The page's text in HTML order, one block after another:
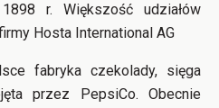
r. Większość udziałów
Hosta International AG
fabryka czekolady, sięga
przez PepsiCo. Obecnie